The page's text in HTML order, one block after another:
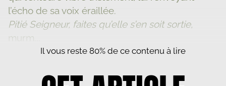
l’écho de sa voix éraillée.
Pitié Seigneur, faites qu’elle s’en soit sortie,
murm...
Il vous reste 80% de ce contenu à lire